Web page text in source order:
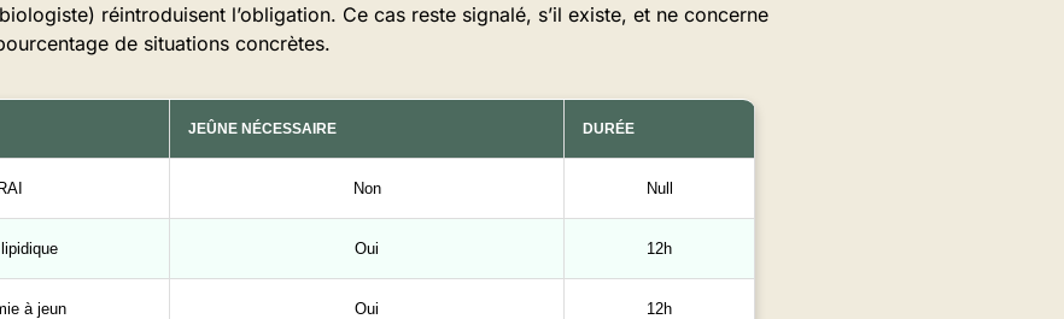
réintroduisent l’obligation. Ce cas reste signalé, s’il existe, et ne concerne
de situations concrètes.
JEÛNE NÉCESSAIRE DURÉE
RAI Non Null
Oui 12h
à jeun Oui 12h